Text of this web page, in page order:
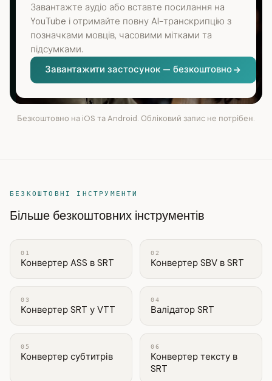
Завантажте аудіо або вставте посилання на
YouTube і отримайте повну AI-транскрипцію з
позначками мовців, часовими мітками та
підсумками.
Завантажити застосунок — безкоштовно
Безкоштовно на iOS та Android. Обліковий запис не потрібен.
БЕЗКОШТОВНІ ІНСТРУМЕНТИ
Більше безкоштовних інструментів
01
Конвертер ASS в SRT
02
Конвертер SBV в SRT
03
Конвертер SRT у VTT
04
Валідатор SRT
05
Конвертер субтитрів
06
Конвертер тексту в
SRT